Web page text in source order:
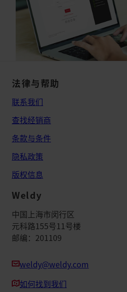
法律与帮助
联系我们
查找经销商
条款与条件
隐私政策
版权信息
Weldy
中国上海市闵行区
元科路155号11号楼
邮编：201109
weldy@weldy.com
如何找到我们